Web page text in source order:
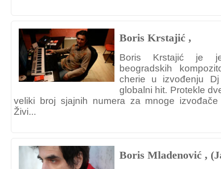
Boris Krstajić ,
Boris Krstajić je
beogradskih
cherie u izvođenju
globalni hit. Protekle
veliki broj sjajnih numera za mnoge
Živi...
Boris Mladenović ,